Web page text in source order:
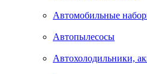
Автомобильные
Автопылесосы
Автохолодильники,